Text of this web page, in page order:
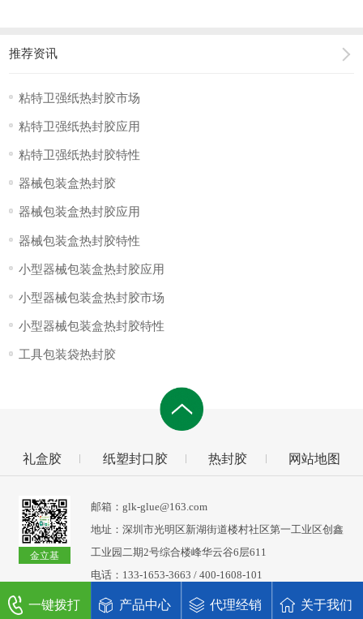
推荐资讯
粘特卫强纸热封胶市场
粘特卫强纸热封胶应用
粘特卫强纸热封胶特性
器械包装盒热封胶
器械包装盒热封胶应用
器械包装盒热封胶特性
小型器械包装盒热封胶应用
小型器械包装盒热封胶市场
小型器械包装盒热封胶特性
工具包装袋热封胶
礼盒胶 纸塑封口胶 热封胶 网站地图
金立基
邮箱：glk-glue@163.com
地址：深圳市光明区新湖街道楼村社区第一工业区创鑫
工业园二期2号综合楼峰华云谷6层611
电话：133-1653-3663 / 400-1608-101
一键拨打 产品中心 代理经销 关于我们